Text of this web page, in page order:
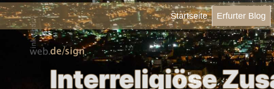
Startseite Erfurter Blog
Interreligiöse